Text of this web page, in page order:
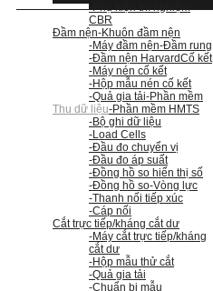
-Phụ kiện thí nghiệm
CBR
Đầm nện-Khuôn đầm nện
-Máy đầm nện-Đầm rung
-Đầm nện HarvardCố kết
-Máy nén cố kết
-Hộp mẫu nén cố kết
-Quả gia tải-Phần mềm
Thu dữ liệu-Phần mềm HMTS
-Bộ ghi dữ liệu
-Load Cells
-Đầu đo chuyển vị
-Đầu đo áp suất
-Đồng hồ so hiển thị số
-Đồng hồ so-Vòng lực
-Thanh nối tiếp xúc
-Cáp nối
Cắt trực tiếp/kháng cắt dư
-Máy cắt trực tiếp/kháng
cắt dư
-Hộp mẫu thử cắt
-Quả gia tải
-Chuẩn bị mẫu